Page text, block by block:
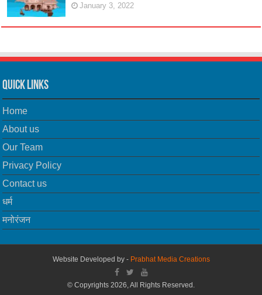
January 3, 2022
Quick Links
Home
About us
Our Team
Privacy Policy
Contact us
धर्म
मनोरंजन
Website Developed by - Prabhat Media Creations
© Copyrights 2026, All Rights Reserved.